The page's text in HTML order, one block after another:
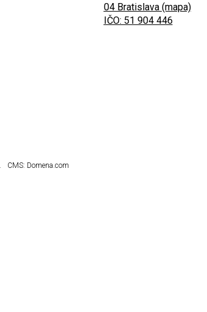
04 Bratislava (mapa)
IČO: 51 904 446
CMS: Domena.com